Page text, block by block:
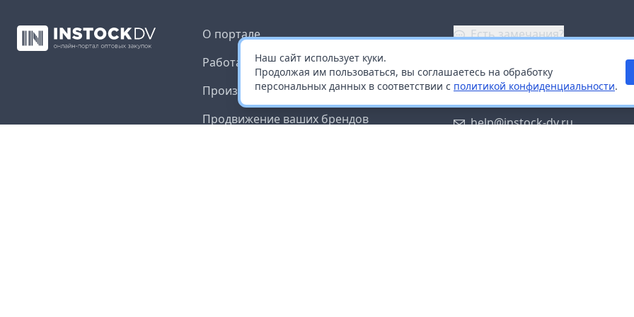
Наш сайт использует куки.
Продолжая им пользоваться, вы соглашаетесь на обработку
персональных данных в соответствии с политикой конфиденциальности.
О портале
Работа с платформой
Производителям и дистрибьюторам
Продвижение ваших брендов
Есть замечания?
Заказать звонок
help@instock-dv.ru